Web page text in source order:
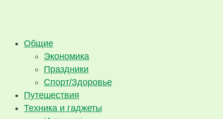
Общие
Экономика
Праздники
Спорт/Здоровье
Путешествия
Техника и гаджеты